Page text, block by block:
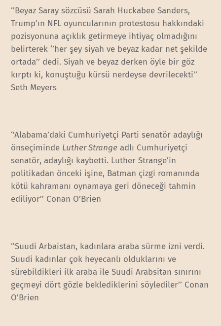
‘’Beyaz Saray sözcüsü Sarah Huckabee Sanders,
Trump’ın NFL oyuncularının protestosu hakkındaki
pozisyonuna açıklık getirmeye ihtiyaç olmadığını
belirterek ‘’her şey siyah ve beyaz kadar net şekilde
ortada’’ dedi. Siyah ve beyaz derken öyle bir göz
kırptı ki, konuştuğu kürsü nerdeyse devrilecekti’’
Seth Meyers
‘’Alabama’daki Cumhuriyetçi Parti senatör adaylığı
önseçiminde Luther Strange adlı Cumhuriyetçi
senatör, adaylığı kaybetti. Luther Strange’in
politikadan önceki işine, Batman çizgi romanında
kötü kahramanı oynamaya geri döneceği tahmin
ediliyor’’ Conan O’Brien
‘’Suudi Arbaistan, kadınlara araba sürme izni verdi.
Suudi kadınlar çok heyecanlı olduklarını ve
sürebildikleri ilk araba ile Suudi Arabsitan sınırını
geçmeyi dört gözle beklediklerini söylediler’’ Conan
O’Brien